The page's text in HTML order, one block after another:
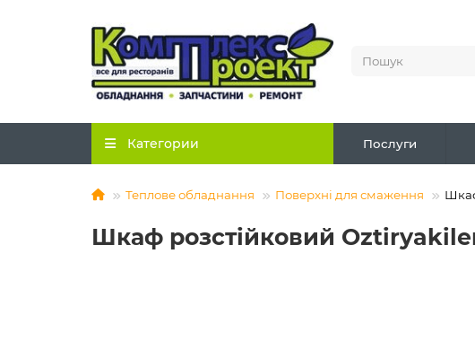
Категории Послуги
Теплове обладнання Поверхні для смаження
Шкаф розстійковий Oztiryakiler